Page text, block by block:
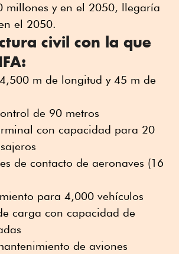
millones y en el 2050, llegaría
el 2050.
civil con la que
m de longitud y 45 m de
de 90 metros
con capacidad para 20
de contacto de aeronaves (16
para 4,000 vehículos
carga con capacidad de
de aviones